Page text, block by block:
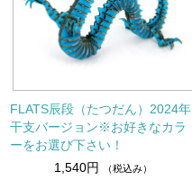
FLATS辰段（たつだん）2024年
干支バージョン※お好きなカラ
ーをお選び下さい！
1,540円
（税込み）